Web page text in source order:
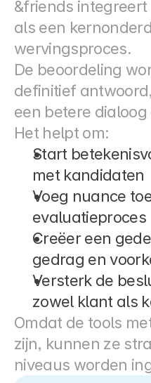
&friends integreert
als een
wervingsproces.
De beoordeling
definitief
een betere
Het helpt om:
Start
met kandidaten
Voeg nuance
evaluatieproces
Creëer een
gedrag en
Versterk de
zowel klant als
Omdat de tools
zijn, kunnen ze
niveaus worden